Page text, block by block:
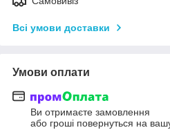
Всі умови доставки
Умови оплати
Ви отримаєте замовлення
або гроші повернуться на